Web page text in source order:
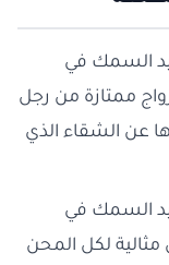
السمك في
ممتازة من رجل
عن الشقاء الذي
السمك في
لكل المحن